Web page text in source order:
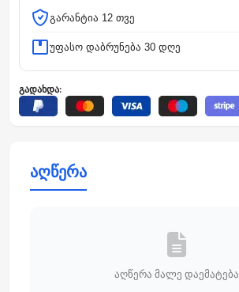
გარანტია 12 თვე
უფასო დაბრუნება 30 დღე
გადახდა:
აღწერა
აღწერა მალე დაემატება